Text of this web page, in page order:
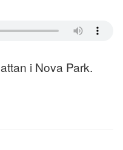
i Nova Park.